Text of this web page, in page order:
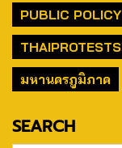
PUBLIC POLICY
THAIPROTESTS
มหานครภูมิภาค
SEARCH